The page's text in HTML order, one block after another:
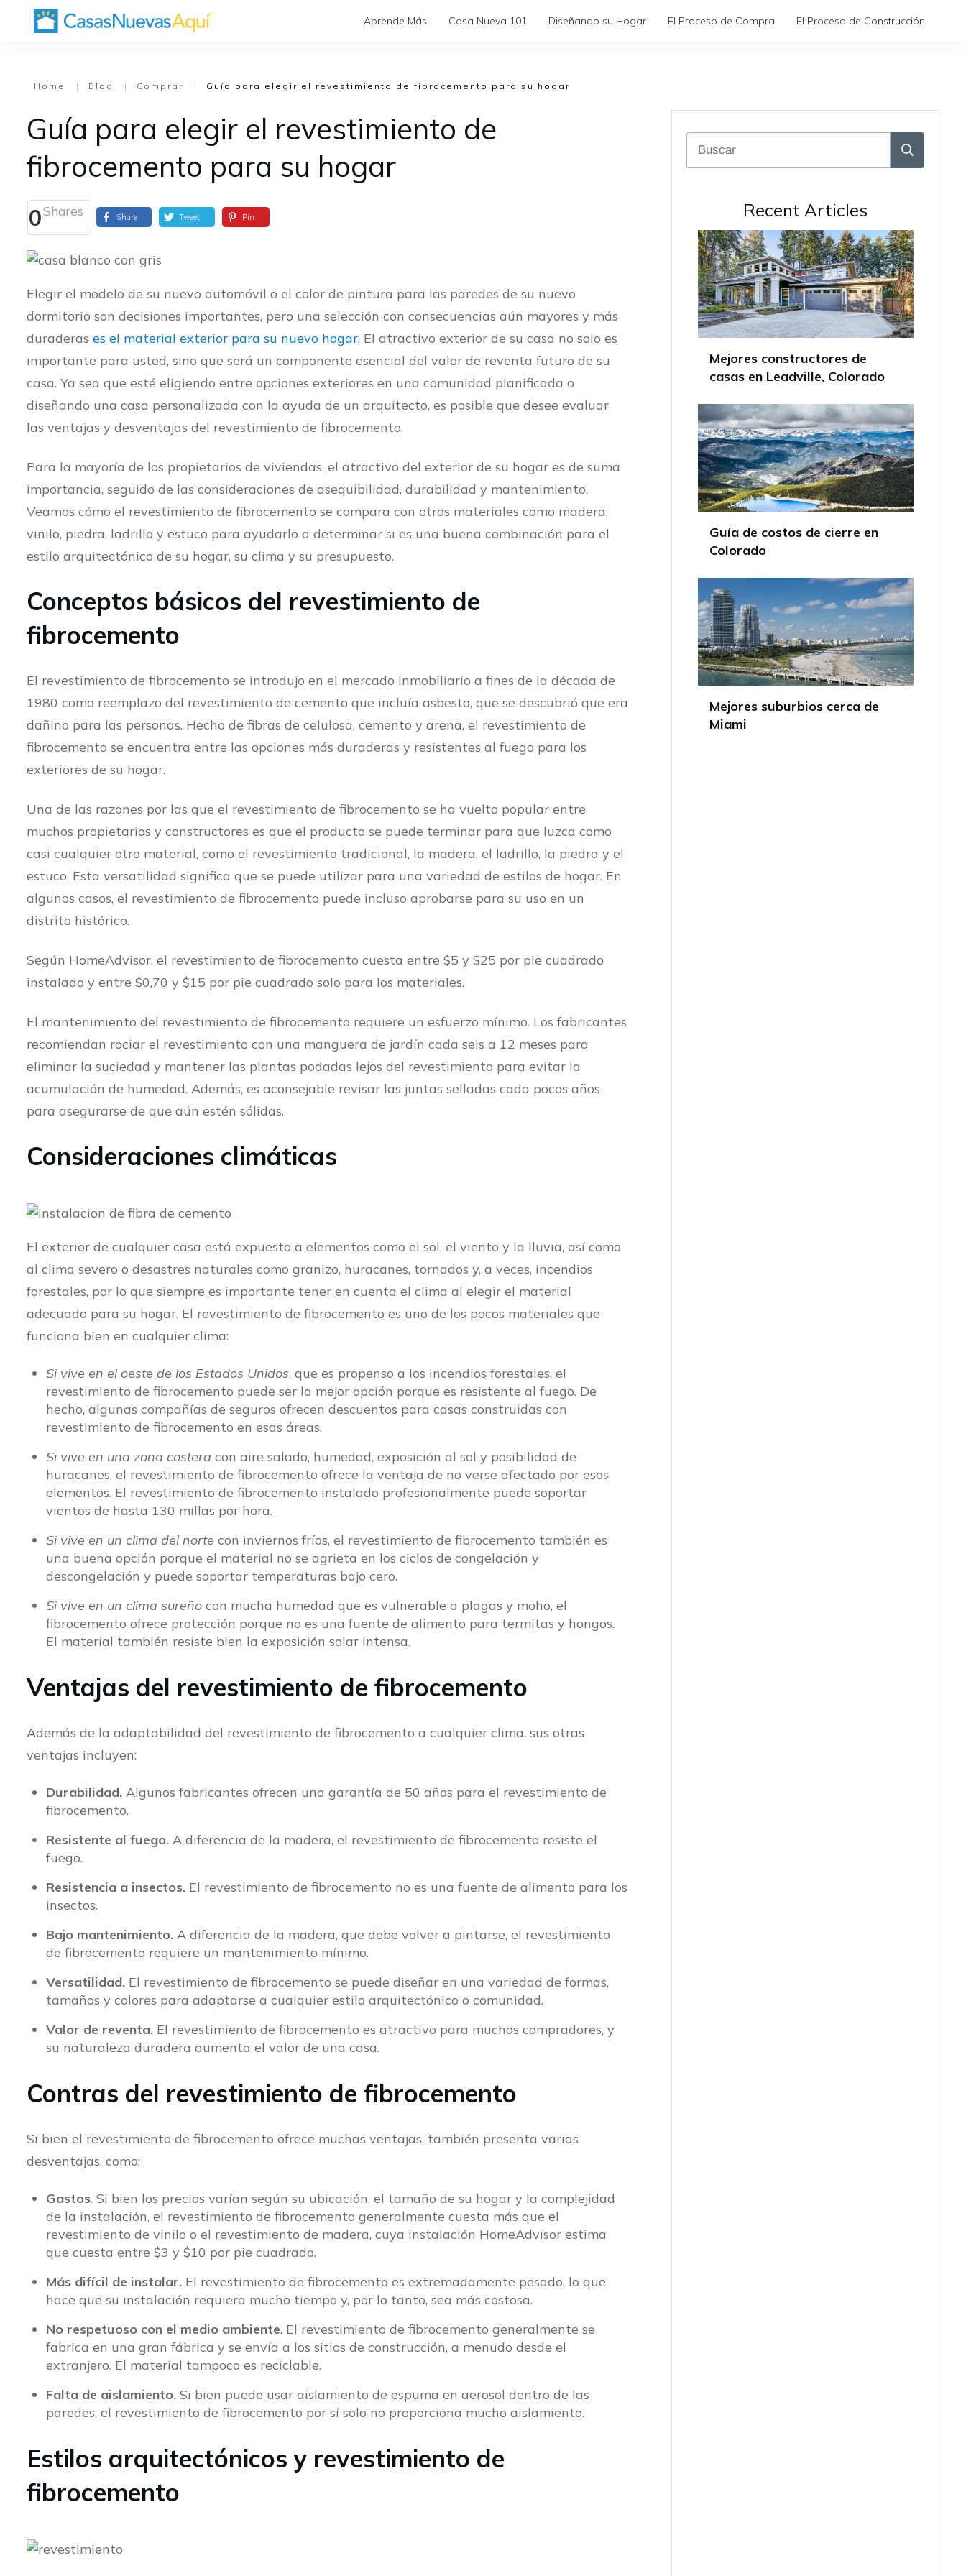
Aprende Más Casa Nueva 101 Diseñando su Hogar El Proceso de Compra El Proceso de Construcción
Home | Blog | Comprar | Guía para elegir el revestimiento de fibrocemento para su hogar
Guía para elegir el revestimiento de
fibrocemento para su hogar
0Shares Share Tweet Pin
Elegir el modelo de su nuevo automóvil o el color de pintura para las paredes de su nuevo
dormitorio son decisiones importantes, pero una selección con consecuencias aún mayores y más
duraderas es el material exterior para su nuevo hogar. El atractivo exterior de su casa no solo es
importante para usted, sino que será un componente esencial del valor de reventa futuro de su
casa. Ya sea que esté eligiendo entre opciones exteriores en una comunidad planificada o
diseñando una casa personalizada con la ayuda de un arquitecto, es posible que desee evaluar
las ventajas y desventajas del revestimiento de fibrocemento.
Para la mayoría de los propietarios de viviendas, el atractivo del exterior de su hogar es de suma
importancia, seguido de las consideraciones de asequibilidad, durabilidad y mantenimiento.
Veamos cómo el revestimiento de fibrocemento se compara con otros materiales como madera,
vinilo, piedra, ladrillo y estuco para ayudarlo a determinar si es una buena combinación para el
estilo arquitectónico de su hogar, su clima y su presupuesto.
Conceptos básicos del revestimiento de
fibrocemento
El revestimiento de fibrocemento se introdujo en el mercado inmobiliario a fines de la década de
1980 como reemplazo del revestimiento de cemento que incluía asbesto, que se descubrió que era
dañino para las personas. Hecho de fibras de celulosa, cemento y arena, el revestimiento de
fibrocemento se encuentra entre las opciones más duraderas y resistentes al fuego para los
exteriores de su hogar.
Una de las razones por las que el revestimiento de fibrocemento se ha vuelto popular entre
muchos propietarios y constructores es que el producto se puede terminar para que luzca como
casi cualquier otro material, como el revestimiento tradicional, la madera, el ladrillo, la piedra y el
estuco. Esta versatilidad significa que se puede utilizar para una variedad de estilos de hogar. En
algunos casos, el revestimiento de fibrocemento puede incluso aprobarse para su uso en un
distrito histórico.
Según HomeAdvisor, el revestimiento de fibrocemento cuesta entre $5 y $25 por pie cuadrado
instalado y entre $0,70 y $15 por pie cuadrado solo para los materiales.
El mantenimiento del revestimiento de fibrocemento requiere un esfuerzo mínimo. Los fabricantes
recomiendan rociar el revestimiento con una manguera de jardín cada seis a 12 meses para
eliminar la suciedad y mantener las plantas podadas lejos del revestimiento para evitar la
acumulación de humedad. Además, es aconsejable revisar las juntas selladas cada pocos años
para asegurarse de que aún estén sólidas.
Consideraciones climáticas
El exterior de cualquier casa está expuesto a elementos como el sol, el viento y la lluvia, así como
al clima severo o desastres naturales como granizo, huracanes, tornados y, a veces, incendios
forestales, por lo que siempre es importante tener en cuenta el clima al elegir el material
adecuado para su hogar. El revestimiento de fibrocemento es uno de los pocos materiales que
funciona bien en cualquier clima:
Si vive en el oeste de los Estados Unidos, que es propenso a los incendios forestales, el
revestimiento de fibrocemento puede ser la mejor opción porque es resistente al fuego. De
hecho, algunas compañías de seguros ofrecen descuentos para casas construidas con
revestimiento de fibrocemento en esas áreas.
Si vive en una zona costera con aire salado, humedad, exposición al sol y posibilidad de
huracanes, el revestimiento de fibrocemento ofrece la ventaja de no verse afectado por esos
elementos. El revestimiento de fibrocemento instalado profesionalmente puede soportar
vientos de hasta 130 millas por hora.
Si vive en un clima del norte con inviernos fríos, el revestimiento de fibrocemento también es
una buena opción porque el material no se agrieta en los ciclos de congelación y
descongelación y puede soportar temperaturas bajo cero.
Si vive en un clima sureño con mucha humedad que es vulnerable a plagas y moho, el
fibrocemento ofrece protección porque no es una fuente de alimento para termitas y hongos.
El material también resiste bien la exposición solar intensa.
Ventajas del revestimiento de fibrocemento
Además de la adaptabilidad del revestimiento de fibrocemento a cualquier clima, sus otras
ventajas incluyen:
Durabilidad. Algunos fabricantes ofrecen una garantía de 50 años para el revestimiento de
fibrocemento.
Resistente al fuego. A diferencia de la madera, el revestimiento de fibrocemento resiste el
fuego.
Resistencia a insectos. El revestimiento de fibrocemento no es una fuente de alimento para los
insectos.
Bajo mantenimiento. A diferencia de la madera, que debe volver a pintarse, el revestimiento
de fibrocemento requiere un mantenimiento mínimo.
Versatilidad. El revestimiento de fibrocemento se puede diseñar en una variedad de formas,
tamaños y colores para adaptarse a cualquier estilo arquitectónico o comunidad.
Valor de reventa. El revestimiento de fibrocemento es atractivo para muchos compradores, y
su naturaleza duradera aumenta el valor de una casa.
Contras del revestimiento de fibrocemento
Si bien el revestimiento de fibrocemento ofrece muchas ventajas, también presenta varias
desventajas, como:
Gastos. Si bien los precios varían según su ubicación, el tamaño de su hogar y la complejidad
de la instalación, el revestimiento de fibrocemento generalmente cuesta más que el
revestimiento de vinilo o el revestimiento de madera, cuya instalación HomeAdvisor estima
que cuesta entre $3 y $10 por pie cuadrado.
Más difícil de instalar. El revestimiento de fibrocemento es extremadamente pesado, lo que
hace que su instalación requiera mucho tiempo y, por lo tanto, sea más costosa.
No respetuoso con el medio ambiente. El revestimiento de fibrocemento generalmente se
fabrica en una gran fábrica y se envía a los sitios de construcción, a menudo desde el
extranjero. El material tampoco es reciclable.
Falta de aislamiento. Si bien puede usar aislamiento de espuma en aerosol dentro de las
paredes, el revestimiento de fibrocemento por sí solo no proporciona mucho aislamiento.
Estilos arquitectónicos y revestimiento de
fibrocemento
Recent Articles
Mejores constructores de
casas en Leadville, Colorado
Guía de costos de cierre en
Colorado
Mejores suburbios cerca de
Miami